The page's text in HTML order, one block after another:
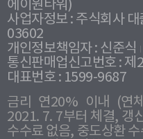
에이원타워)
사업자정보 : 주식회사
03602
개인정보책임자 : 신준식
통신판매업신고번호 :
대표번호 : 1599-9687
금리 연20% 이내 (연
2021. 7. 7부터 체결, 갱
수수료 없음, 중도상환